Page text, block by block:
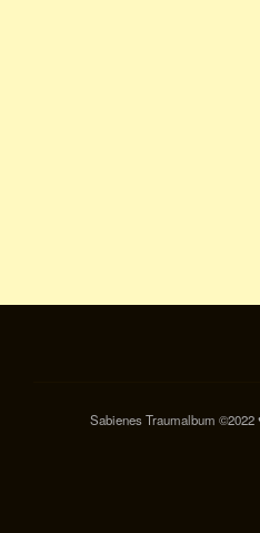
Sabienes Traumalbum